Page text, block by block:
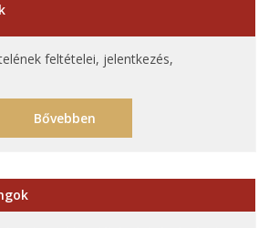
feltételei, jelentkezés,
Bővebben